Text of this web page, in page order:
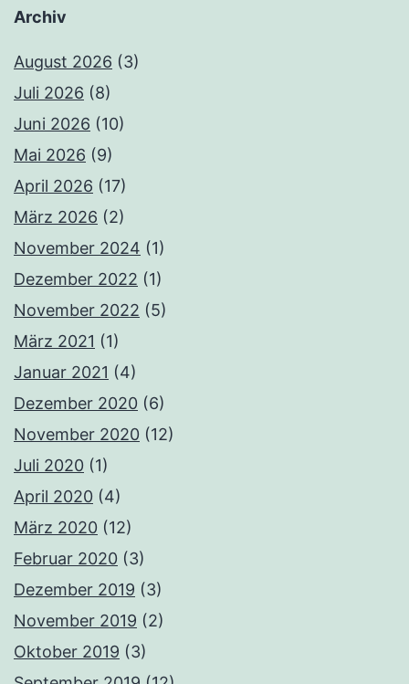
Archiv
August 2026 (3)
Juli 2026 (8)
Juni 2026 (10)
Mai 2026 (9)
April 2026 (17)
März 2026 (2)
November 2024 (1)
Dezember 2022 (1)
November 2022 (5)
März 2021 (1)
Januar 2021 (4)
Dezember 2020 (6)
November 2020 (12)
Juli 2020 (1)
April 2020 (4)
März 2020 (12)
Februar 2020 (3)
Dezember 2019 (3)
November 2019 (2)
Oktober 2019 (3)